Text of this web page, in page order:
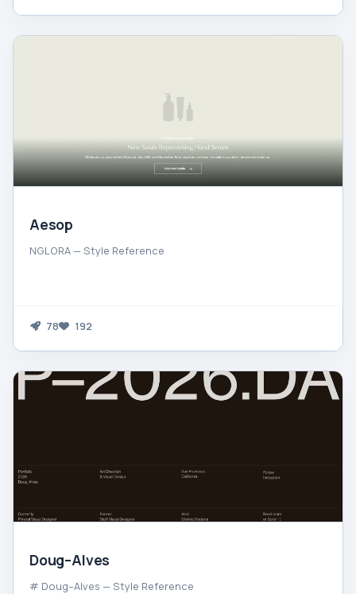
Aesop
NGLORA — Style Reference
78 192
Doug–Alves
# Doug–Alves — Style Reference